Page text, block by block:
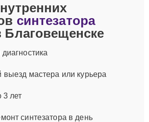
синтезатора
выезд мастера или курьера
3 лет
синтезатора в день